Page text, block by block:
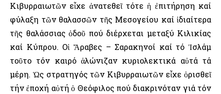
Κιβυρραιωτῶν εἶχε ἀνατεθεῖ τότε ἡ ἐπιτήρηση καί
φύλαξη τῶν θαλασσῶν τῆς Μεσογείου καί ἰδιαίτερα
τῆς θαλάσσιας ὁδοῦ πού διέρχεται μεταξύ Κιλικίας
καί Κύπρου. Οἱ Ἄραβες – Σαρακηνοί καί τό Ἰσλάμ
τοῦτο τόν καιρό ἁλώνιζαν κυριολεκτικά αὐτά τά
μέρη. Ὡς στρατηγός τῶν Κιβυρραιωτῶν εἶχε ὁρισθεῖ
τήν ἐποχή αὐτή ὁ Θεόφιλος πού διακρινόταν γιά τόν